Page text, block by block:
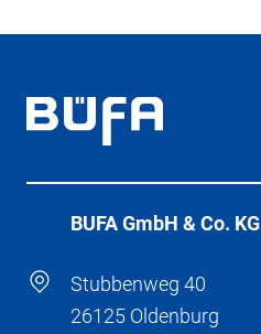
BÜFA GmbH & Co. KG
Stubbenweg 40
26125 Oldenburg